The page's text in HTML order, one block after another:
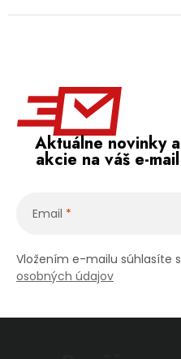
Aktuálne novinky a
akcie na váš e-mail
Email
Vložením e-mailu súhlasíte s
osobných údajov